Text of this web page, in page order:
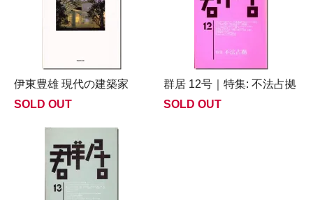
伊東豊雄 現代の建築家
SOLD OUT
群居 12号｜特集: 不法占拠
SOLD OUT